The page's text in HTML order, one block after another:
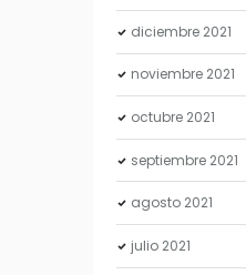
diciembre 2021
noviembre 2021
octubre 2021
septiembre 2021
agosto 2021
julio 2021